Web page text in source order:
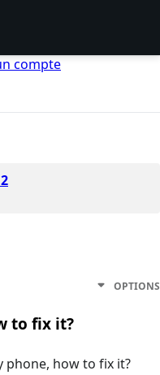
compte
OPTIONS
to fix it?
phone, how to fix it?